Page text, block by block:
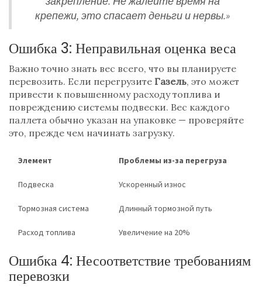
крепежи, это спасает деньги и нервы.»
Ошибка 3: Неправильная оценка веса
Важно точно знать вес всего, что вы планируете
перевозить. Если перегрузите Газель, это может
привести к повышенному расходу топлива и
повреждению системы подвески. Вес каждого
паллета обычно указан на упаковке — проверяйте
это, прежде чем начинать загрузку.
Элемент Проблемы из-за перегруза
Подвеска Ускоренный износ
Тормозная система Длинный тормозной путь
Расход топлива Увеличение на 20%
Ошибка 4: Несоответствие требованиям
перевозки